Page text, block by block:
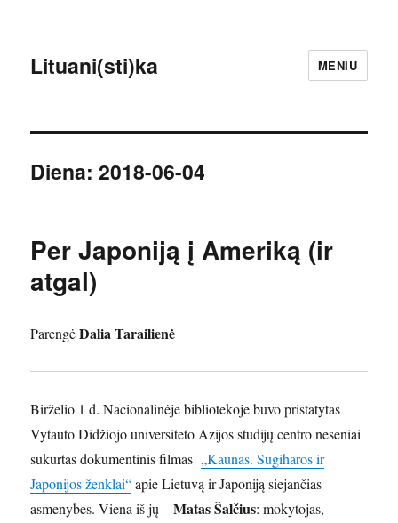
Lituani(sti)ka MENIU
Diena:2018-06-04
Per Japoniją į Ameriką (ir
atgal)
ParengėDalia Tarailienė
Birželio 1 d. Nacionalinėje bibliotekoje buvo pristatytas
Vytauto Didžiojo universiteto Azijos studijų centro neseniai
sukurtas dokumentinis filmas „Kaunas. Sugiharos ir
Japonijos ženklai“apie Lietuvą ir Japoniją siejančias
asmenybes. Viena iš jų –Matas Šalčius: mokytojas,